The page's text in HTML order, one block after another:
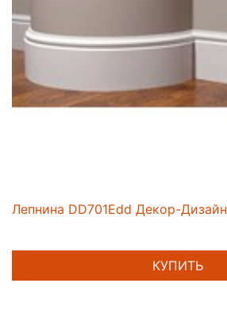
Лепнина DD701Edd Декор-Дизайн
КУПИТЬ